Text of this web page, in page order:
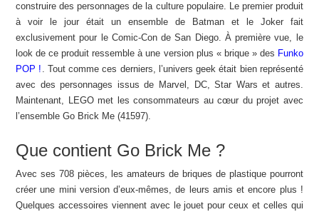
construire des personnages de la culture populaire. Le premier produit
à voir le jour était un ensemble de Batman et le Joker fait
exclusivement pour le Comic-Con de San Diego. À première vue, le
look de ce produit ressemble à une version plus « brique » des Funko
POP ! . Tout comme ces derniers, l’univers geek était bien représenté
avec des personnages issus de Marvel, DC, Star Wars et autres.
Maintenant, LEGO met les consommateurs au cœur du projet avec
l’ensemble Go Brick Me (41597).
Que contient Go Brick Me ?
Avec ses 708 pièces, les amateurs de briques de plastique pourront
créer une mini version d’eux-mêmes, de leurs amis et encore plus !
Quelques accessoires viennent avec le jouet pour ceux et celles qui